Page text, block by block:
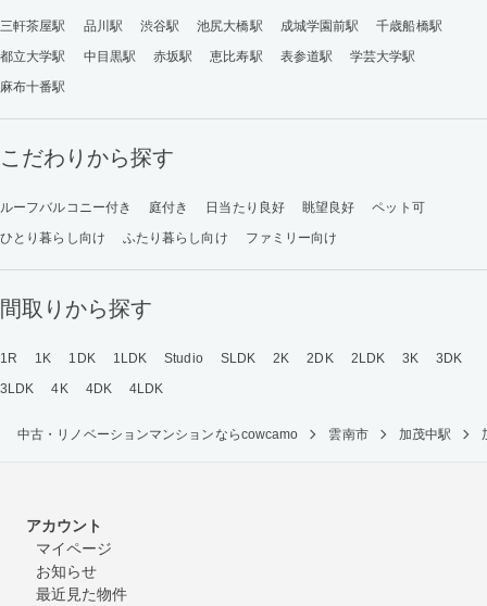
三軒茶屋駅 品川駅 渋谷駅 池尻大橋駅 成城学園前駅
千歳船橋駅
都立大学駅
中目黒駅 赤坂駅 恵比寿駅 表参道駅
学芸大学駅
麻布十番駅
こだわりから探す
ルーフバルコニー付き 庭付き 日当たり良好 眺望良好
ペット可
ひとり暮らし向け
ふたり暮らし向け ファミリー向け
間取りから探す
1R 1K 1DK 1LDK Studio SLDK 2K 2DK 2LDK 3K
3DK
3LDK
4K 4DK 4LDK
中古・リノベーションマンションならcowcamo 雲南市 加茂中駅
アカウント
マイページ
お知らせ
最近見た物件